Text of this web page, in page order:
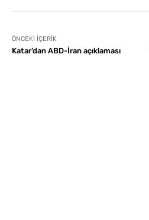
ÖNCEKI İÇERIK
Katar’dan ABD-İran açıklaması